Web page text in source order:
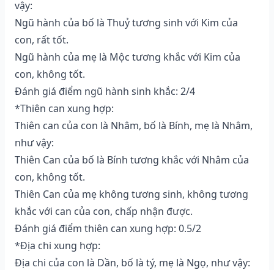
vậy:
Ngũ hành của bố là Thuỷ tương sinh với Kim của
con, rất tốt.
Ngũ hành của mẹ là Mộc tương khắc với Kim của
con, không tốt.
Đánh giá điểm ngũ hành sinh khắc: 2/4
*Thiên can xung hợp:
Thiên can của con là Nhâm, bố là Bính, mẹ là Nhâm,
như vậy:
Thiên Can của bố là Bính tương khắc với Nhâm của
con, không tốt.
Thiên Can của mẹ không tương sinh, không tương
khắc với can của con, chấp nhận được.
Đánh giá điểm thiên can xung hợp: 0.5/2
*Địa chi xung hợp:
Địa chi của con là Dần, bố là tý, mẹ là Ngọ, như vậy: